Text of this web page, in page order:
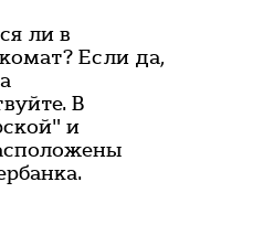
ли в
Если да,
В
и